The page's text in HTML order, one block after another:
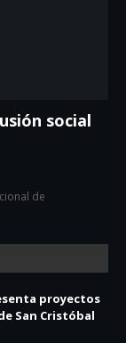
social
de
proyectos
San Cristóbal